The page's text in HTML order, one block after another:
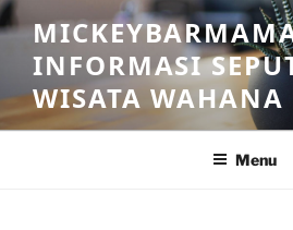
Skip
to
contentINFORMASI
WISATA WAHANA
Menu